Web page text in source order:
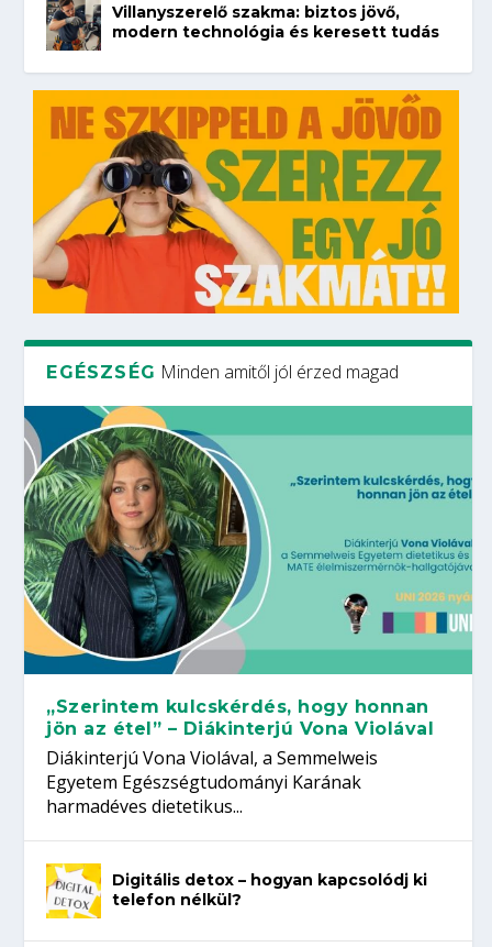
Villanyszerelő szakma: biztos jövő,
modern technológia és keresett tudás
EGÉSZSÉG Minden amitől jól érzed magad
„Szerintem kulcskérdés, hogy honnan
jön az étel” – Diákinterjú Vona Violával
Diákinterjú Vona Violával, a Semmelweis
Egyetem Egészségtudományi Karának
harmadéves dietetikus...
Digitális detox – hogyan kapcsolódj ki
telefon nélkül?